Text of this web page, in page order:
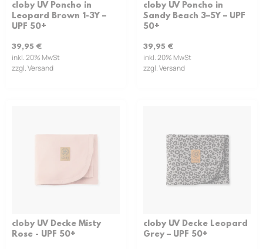
cloby UV Poncho in
Leopard Brown 1-3Y –
UPF 50+
39,95 €
inkl. 20% MwSt
zzgl. Versand
cloby UV Poncho in
Sandy Beach 3–5Y – UPF
50+
39,95 €
inkl. 20% MwSt
zzgl. Versand
cloby UV Decke Misty
Rose - UPF 50+
cloby UV Decke Leopard
Grey – UPF 50+